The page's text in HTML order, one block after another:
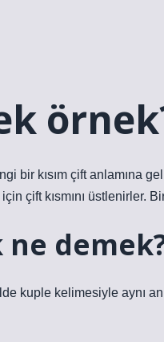
bir kısım çift anlamına
çift kısmını üstlenirler.
kuple kelimesiyle aynı